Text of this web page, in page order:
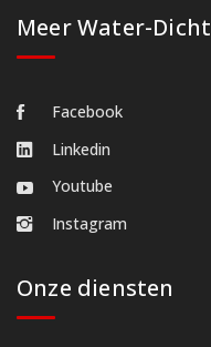
Meer Water-Dicht
Facebook
Linkedin
Youtube
Instagram
Onze diensten